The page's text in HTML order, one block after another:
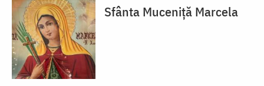
Sfânta Muceniță Marcela